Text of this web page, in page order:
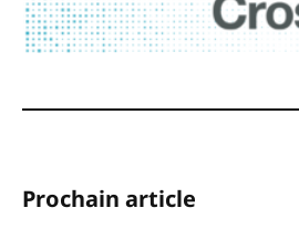
Prochain article